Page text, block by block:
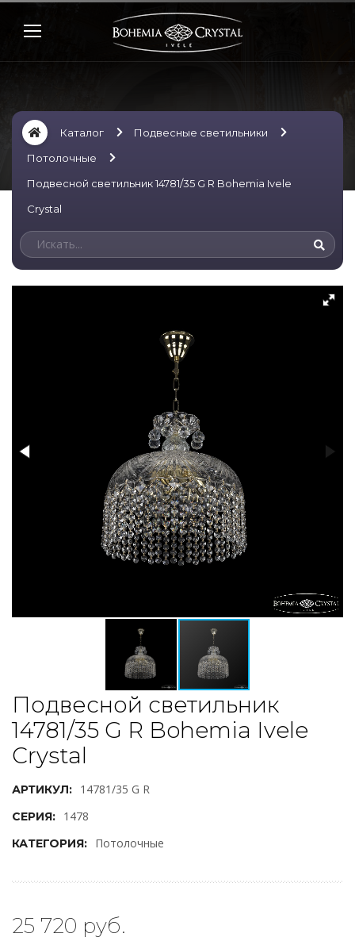
Каталог
Подвесные светильники
Потолочные
Подвесной светильник 14781/35 G R Bohemia Ivele
Crystal
Подвесной светильник
14781/35 G R Bohemia Ivele
Crystal
АРТИКУЛ: 14781/35 G R
СЕРИЯ: 1478
КАТЕГОРИЯ: Потолочные
25 720 руб.